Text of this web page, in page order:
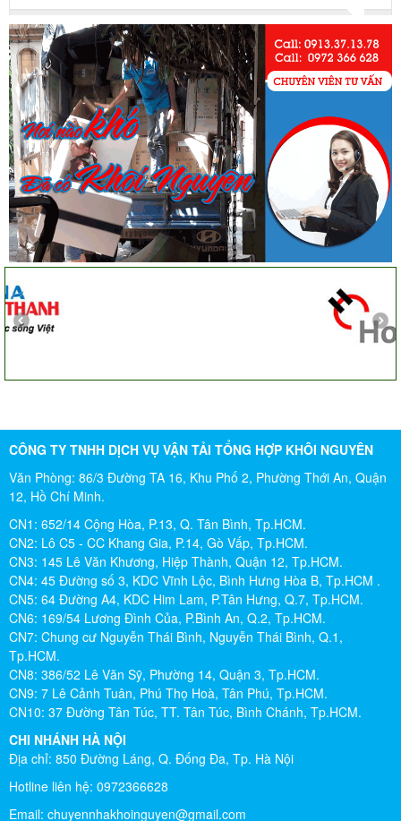
Mai Hương
Công ty Khôi Nguyên chuyển hàng của cô bao bọc đóng
gói rất cẩn thận. Cô rất hài lòng
Cô Loan
57 Tây Thạnh, Tân Phú
Khảo sát nhanh, giá cả hợp lý. Nhân viên nhiệt tình. Chúc
công ty ngày càng phát triển. Cảm ơn Khôi Nguyên
Chị Tố Nhi
Tô Hiến Thành - Quận 10
CÔNG TY TNHH DỊCH VỤ VẬN TẢI TỔNG HỢP KHÔI NGUYÊN
Văn Phòng: 86/3 Đường TA 16, Khu Phố 2, Phường Thới An, Quận
12, Hồ Chí Minh.
CN1: 652/14 Cộng Hòa, P.13, Q. Tân Bình, Tp.HCM.
CN2: Lô C5 - CC Khang Gia, P.14, Gò Vấp, Tp.HCM.
CN3: 145 Lê Văn Khương, Hiệp Thành, Quận 12, Tp.HCM.
CN4: 45 Đường số 3, KDC Vĩnh Lộc, Bình Hưng Hòa B, Tp.HCM .
CN5: 64 Đường A4, KDC Him Lam, P.Tân Hưng, Q.7, Tp.HCM.
CN6: 169/54 Lương Đình Của, P.Bình An, Q.2, Tp.HCM.
CN7: Chung cư Nguyễn Thái Bình, Nguyễn Thái Bình, Q.1,
Tp.HCM.
CN8: 386/52 Lê Văn Sỹ, Phường 14, Quận 3, Tp.HCM.
CN9: 7 Lê Cảnh Tuân, Phú Thọ Hoà, Tân Phú, Tp.HCM.
CN10: 37 Đường Tân Túc, TT. Tân Túc, Bình Chánh, Tp.HCM.
CHI NHÁNH HÀ NỘI
Địa chỉ: 850 Đường Láng, Q. Đống Đa, Tp. Hà Nội
Hotline liên hệ: 0972366628
Email: chuyennhakhoinguyen@gmail.com